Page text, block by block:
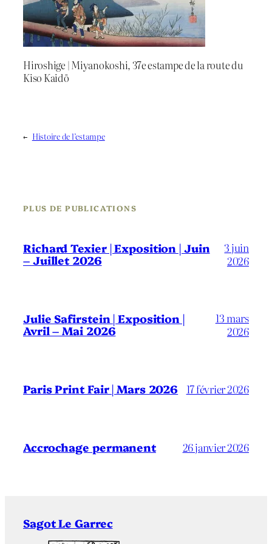
Hiroshige | Miyanokoshi, 37e estampe de la route du
Kiso Kaidō
← Histoire de l’estampe
PLUS DE PUBLICATIONS
Richard Texier | Exposition | Juin
– Juillet 2026
3 juin
2026
Julie Safirstein | Exposition |
Avril – Mai 2026
13 mars
2026
Paris Print Fair | Mars 2026 17 février 2026
Accrochage permanent 26 janvier 2026
Sagot Le Garrec